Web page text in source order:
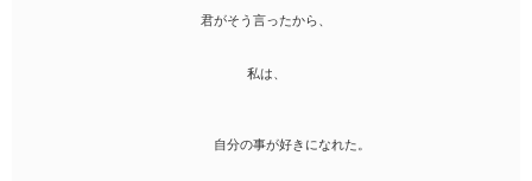
君がそう言ったから、
私は、
自分の事が好きになれた。